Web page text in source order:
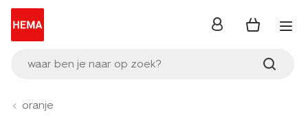
waar ben je naar op zoek?
inloggen
oranje